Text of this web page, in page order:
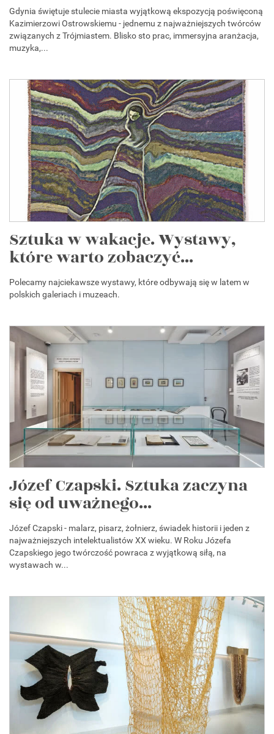
Gdynia świętuje stulecie miasta wyjątkową ekspozycją poświęconą
Kazimierzowi Ostrowskiemu - jednemu z najważniejszych twórców
związanych z Trójmiastem. Blisko sto prac, immersyjna aranżacja,
muzyka,...
Sztuka w wakacje. Wystawy,
które warto zobaczyć...
Polecamy najciekawsze wystawy, które odbywają się w latem w
polskich galeriach i muzeach.
Józef Czapski. Sztuka zaczyna
się od uważnego...
Józef Czapski - malarz, pisarz, żołnierz, świadek historii i jeden z
najważniejszych intelektualistów XX wieku. W Roku Józefa
Czapskiego jego twórczość powraca z wyjątkową siłą, na
wystawach w...